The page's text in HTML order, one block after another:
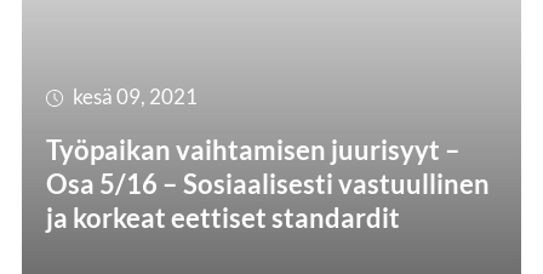
kesä 09, 2021
Työpaikan vaihtamisen juurisyyt –
Osa 5/16 – Sosiaalisesti vastuullinen
ja korkeat eettiset standardit